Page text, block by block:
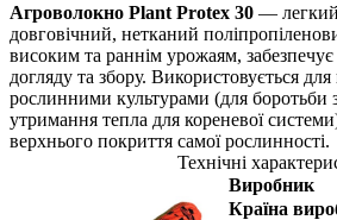
Агроволокно Plant Protex 30 ―
довговічний, нетканий
високим та раннім урожаям, забезпечує
догляду та збору. Використовується для
рослинними культурами (для боротьби
утримання тепла для кореневої
верхнього покриття самої рослинності.
Технічні
Виробник
Країна